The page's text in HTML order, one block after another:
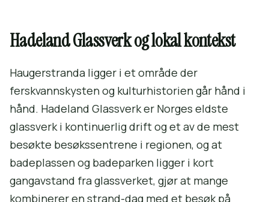
Hadeland Glassverk og lokal kontekst
Haugerstranda ligger i et område der
ferskvannskysten og kulturhistorien går hånd i
hånd. Hadeland Glassverk er Norges eldste
glassverk i kontinuerlig drift og et av de mest
besøkte besøkssentrene i regionen, og at
badeplassen og badeparken ligger i kort
gangavstand fra glassverket, gjør at mange
kombinerer en strand-dag med et besøk på